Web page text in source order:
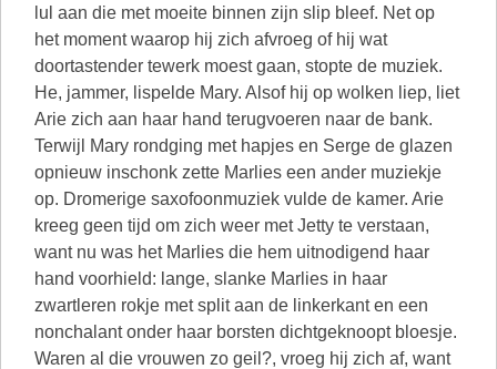
lul aan die met moeite binnen zijn slip bleef. Net op
het moment waarop hij zich afvroeg of hij wat
doortastender tewerk moest gaan, stopte de muziek.
He, jammer, lispelde Mary. Alsof hij op wolken liep, liet
Arie zich aan haar hand terugvoeren naar de bank.
Terwijl Mary rondging met hapjes en Serge de glazen
opnieuw inschonk zette Marlies een ander muziekje
op. Dromerige saxofoonmuziek vulde de kamer. Arie
kreeg geen tijd om zich weer met Jetty te verstaan,
want nu was het Marlies die hem uitnodigend haar
hand voorhield: lange, slanke Marlies in haar
zwartleren rokje met split aan de linkerkant en een
nonchalant onder haar borsten dichtgeknoopt bloesje.
Waren al die vrouwen zo geil?, vroeg hij zich af, want